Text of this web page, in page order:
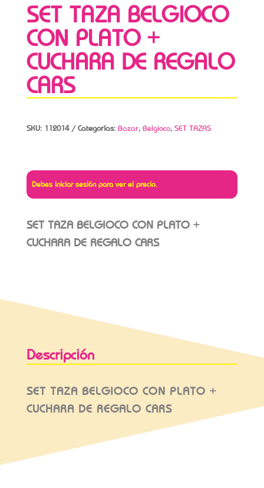
SET TAZA BELGIOCO
CON PLATO +
CUCHARA DE REGALO
CARS
SKU: 112014 Categorías: Bazar, Belgioco, SET TAZAS
Debes iniciar sesión para ver el precio.
SET TAZA BELGIOCO CON PLATO +
CUCHARA DE REGALO CARS
Descripción
SET TAZA BELGIOCO CON PLATO +
CUCHARA DE REGALO CARS